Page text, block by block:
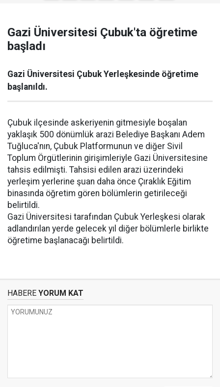
Gazi Üniversitesi Çubuk'ta öğretime
başladı
Gazi Üniversitesi Çubuk Yerleşkesinde öğretime
başlanıldı.
Çubuk ilçesinde askeriyenin gitmesiyle boşalan
yaklaşık 500 dönümlük arazi Belediye Başkanı Adem
Tuğluca'nın, Çubuk Platformunun ve diğer Sivil
Toplum Örgütlerinin girişimleriyle Gazi Üniversitesine
tahsis edilmişti. Tahsisi edilen arazi üzerindeki
yerleşim yerlerine şuan daha önce Çıraklık Eğitim
binasında öğretim gören bölümlerin getirileceği
belirtildi.
Gazi Üniversitesi tarafından Çubuk Yerleşkesi olarak
adlandırılan yerde gelecek yıl diğer bölümlerle birlikte
öğretime başlanacağı belirtildi.
HABERE YORUM KAT